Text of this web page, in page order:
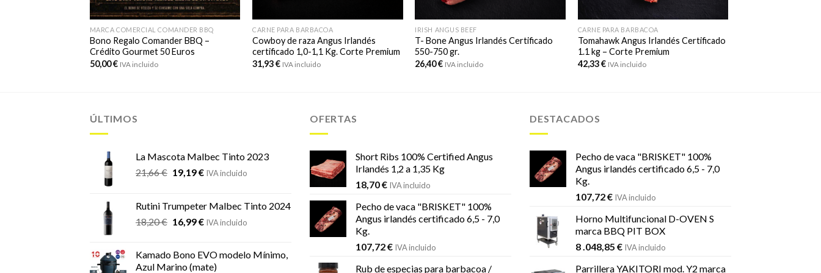
MARCA COMERCIAL COMANDER BBQ
Bono Regalo Comander BBQ –
Crédito Gourmet 50 Euros
50,00€ IVA incluido
CARNE PARA BARBACOA
Cowboy de raza Angus Irlandés
certificado 1,0-1,1 Kg. Corte Premium
31,93€ IVA incluido
IRISH ANGUS BEEF
T- Bone Angus Irlandés Certificado
550-750 gr.
26,40€ IVA incluido
CARNE PARA BARBACOA
Tomahawk Angus Irlandés Certificado
1.1 kg – Corte Premium
42,33€ IVA incluido
ÚLTIMOS
La Mascota Malbec Tinto 2023
21,66€ El
era:
21,66 €.
19,19€El
es:
19,19 €.
IVA incluido
Rutini Trumpeter Malbec Tinto 2024
18,20€ El
era:
16,99€El
es:
IVA incluido
Kamado Bono EVO modelo Mínimo,
Azul Marino (mate)
OFERTAS
Short Ribs 100% Certified Angus
Irlandés 1,2 a 1,35 Kg
18,70€ IVA incluido
Pecho de vaca "BRISKET" 100%
Angus irlandés certificado 6,5 - 7,0
Kg.
107,72€ IVA incluido
Rub de especias para barbacoa /
DESTACADOS
Pecho de vaca "BRISKET" 100%
Angus irlandés certificado 6,5 - 7,0
Kg.
107,72€ IVA incluido
Horno Multifuncional D-OVEN S
marca BBQ PIT BOX
8 .048,85 € IVA incluido
Parrillera YAKITORI mod. Y2 marca